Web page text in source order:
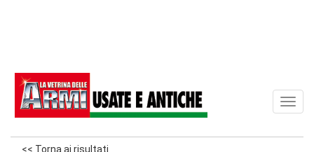
<< Torna ai risultati